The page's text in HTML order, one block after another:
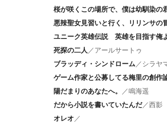
桜が咲くこの場所で、僕は幼馴染の
悪辣聖女見習いと行く、リリンサの
ユニーク英雄伝説 英雄を目指す俺
死探の二人／アールサートゥ
ブラッディ・シンドローム／シラヤ
ゲーム作家と公募してる梅里の創作
陽だまりのあなたへ。 ／鳴海遥
だから小説を書いていたんだ／西影
オレオ／